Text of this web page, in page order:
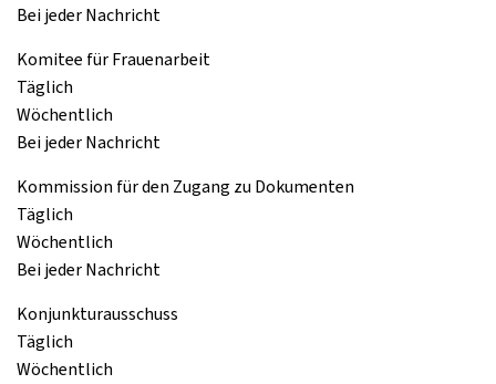
Bei jeder Nachricht
Komitee für Frauenarbeit
Täglich
Wöchentlich
Bei jeder Nachricht
Kommission für den Zugang zu Dokumenten
Täglich
Wöchentlich
Bei jeder Nachricht
Konjunkturausschuss
Täglich
Wöchentlich